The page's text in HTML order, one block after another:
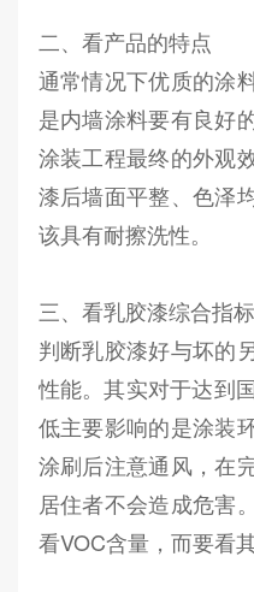
二、看产品的特点
通常情况下优质的涂
是内墙涂料要有良好
涂装工程最终的外观
漆后墙面平整、色泽
该具有耐擦洗性。
三、看乳胶漆综合指标
判断乳胶漆好与坏的
性能。其实对于达到
低主要影响的是涂装
涂刷后注意通风，在
居住者不会造成危害
看VOC含量，而要看